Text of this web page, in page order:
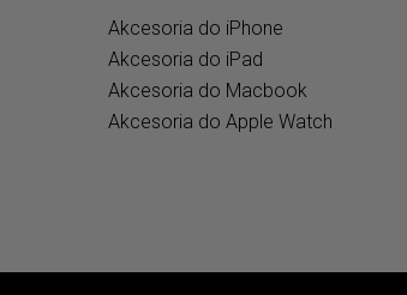
Akcesoria do iPhone
Akcesoria do iPad
Akcesoria do Macbook
Akcesoria do Apple Watch